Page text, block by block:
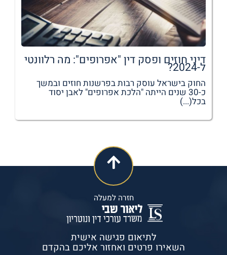
דיני חוזים ופסק דין "אפרופים": מה רלוונטי
ל-2024?
החוק בישראל עוסק רבות בפרשנות חוזים ובמשך
כ-30 שנים הייתה "הלכת אפרופים" לאבן יסוד
בכל(...)
חזרה למעלה
לתיאום פגישה אישית
השאירו פרטים ואחזור אליכם בהקדם